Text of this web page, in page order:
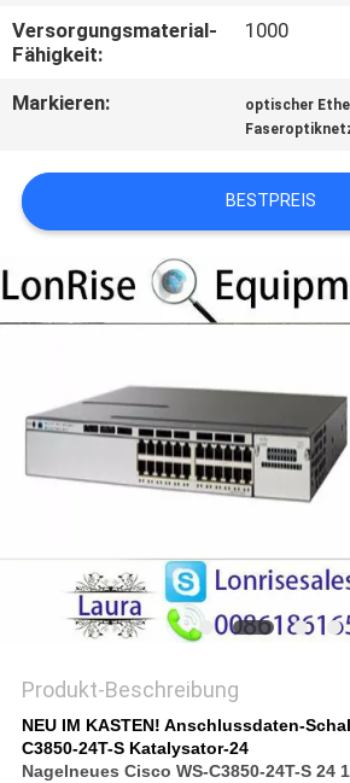
NEUIGKEITEN
RECHTSSACHEN
SITEMAP
Versorgungsmaterial-
Fähigkeit:
1000
Markieren: optischer
BESTPREIS
Produkt-Beschreibung
NEU IM KASTEN! Anschlussdaten-
C3850-24T-S Katalysator-24
Nagelneues Cisco WS-C3850-24T-S 24